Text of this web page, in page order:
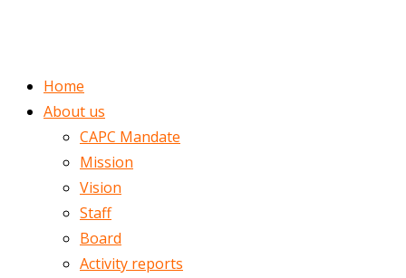
Home
About us
CAPC Mandate
Mission
Vision
Staff
Board
Activity reports